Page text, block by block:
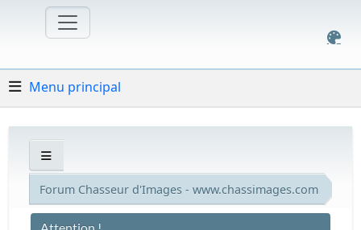
Menu principal
Forum Chasseur d'Images - www.chassimages.com